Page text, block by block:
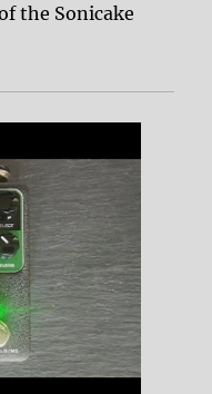
the Sonicake